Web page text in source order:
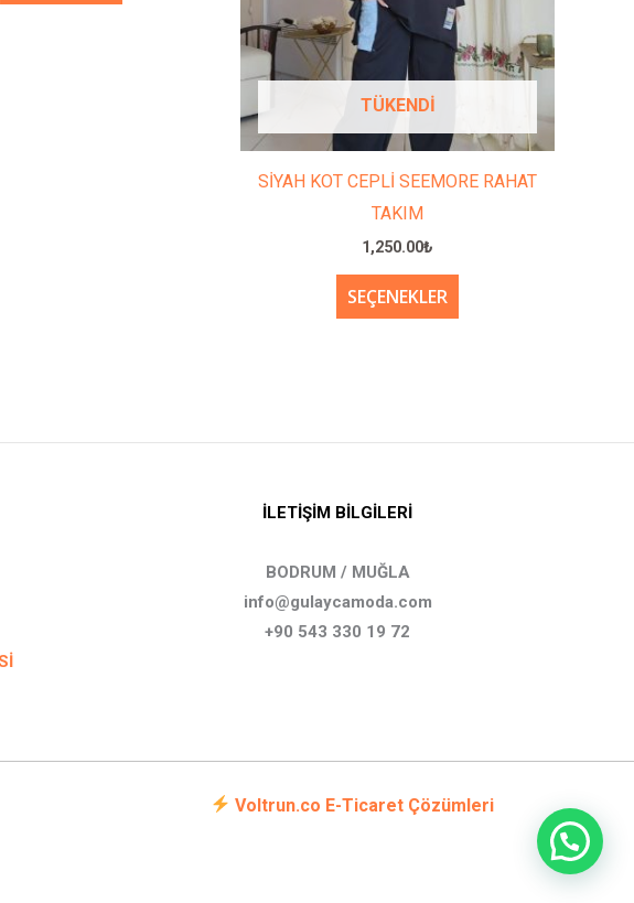
TÜKENDI
SİYAH KOT CEPLİ SEEMORE RAHAT
TAKIM
1,250.00₺
SEÇENEKLER
var.
Seçenekler
ürün
seçilebilir
İLETİŞİM BİLGİLERİ
BODRUM / MUĞLA
info@gulaycamoda.com
+90 543 330 19 72
Voltrun.co E-Ticaret Çözümleri